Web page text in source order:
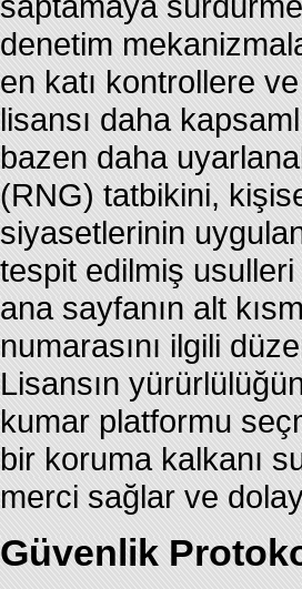
denetim
en katı kontrollere
lisansı daha
bazen daha
(RNG) tatbikini,
siyasetlerinin
tespit edilmiş usulleri
ana sayfanın alt
numarasını ilgili
Lisansın
kumar platformu
bir koruma kalkanı
merci sağlar ve
Güvenlik